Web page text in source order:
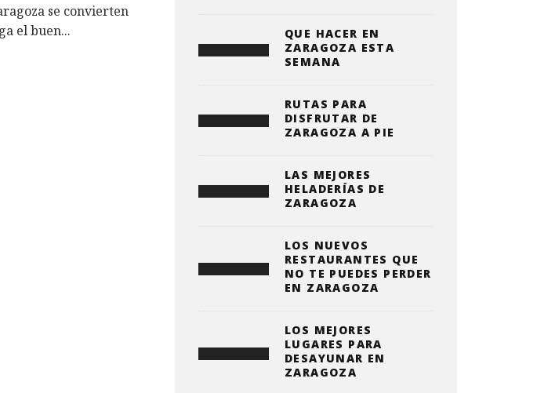
se convierten
el buen...
QUE HACER EN
ZARAGOZA ESTA
SEMANA
RUTAS PARA
DISFRUTAR DE
ZARAGOZA A PIE
LAS MEJORES
HELADERÍAS DE
ZARAGOZA
LOS NUEVOS
RESTAURANTES QUE
NO TE PUEDES PERDER
EN ZARAGOZA
LOS MEJORES
LUGARES PARA
DESAYUNAR EN
ZARAGOZA